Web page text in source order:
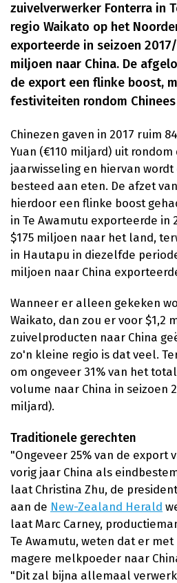
zuivelverwerker Fonterra in
regio Waikato op het
exporteerde in seizoen
miljoen naar China. De
de export een flinke boost,
festiviteiten rondom
Chinezen gaven in 2017 ruim
Yuan (€110 miljard) uit rondom
jaarwisseling en hiervan
besteed aan eten. De afzet van
hierdoor een flinke boost
in Te Awamutu exporteerde in
$175 miljoen naar het land,
in Hautapu in diezelfde
miljoen naar China
Wanneer er alleen gekeken
Waikato, dan zou er voor $1,2
zuivelproducten naar China
zo'n kleine regio is dat veel.
om ongeveer 31% van het
volume naar China in seizoen
miljard).
Traditionele gerechten
"Ongeveer 25% van de export
vorig jaar China als
laat Christina Zhu, de
aan de New-Zealand Herald
laat Marc Carney,
Te Awamutu, weten dat er
magere melkpoeder naar
"Dit zal bijna allemaal